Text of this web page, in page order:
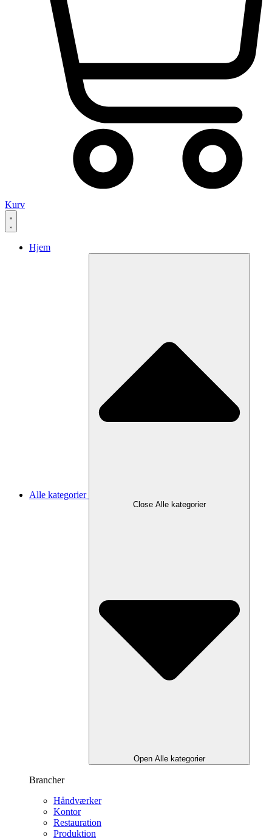
Kurv
Hjem
Alle kategorier
Close Alle kategorier
Open Alle kategorier
Brancher
Håndværker
Kontor
Restauration
Produktion